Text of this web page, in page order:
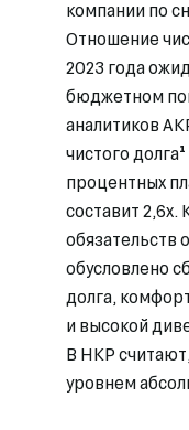
компании по
Отношение
2023 года
бюджетном
аналитиков
чистого долга¹
процентных
составит 2,6x.
обязательств
обусловлено
долга,
и высокой
В НКР
уровнем